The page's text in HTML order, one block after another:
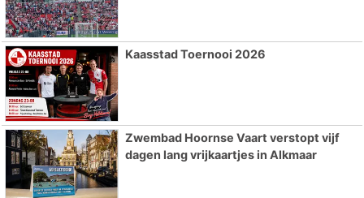
Kaasstad Toernooi 2026
Zwembad Hoornse Vaart verstopt vijf
dagen lang vrijkaartjes in Alkmaar